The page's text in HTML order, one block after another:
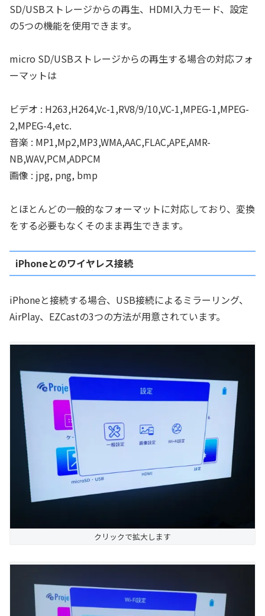
SD/USBストレージからの再生、HDMI入力モード、設定
の5つの機能を使用できます。
micro SD/USBストレージからの再生する場合の対応フォ
ーマットは
ビデオ : H263,H264,Vc-1,RV8/9/10,VC-1,MPEG-1,MPEG-
2,MPEG-4,etc.
音楽 : MP1,Mp2,MP3,WMA,AAC,FLAC,APE,AMR-
NB,WAV,PCM,ADPCM
画像 : jpg, png, bmp
とほとんどの一般的なフォーマットに対応しており、変換
をする必要もなくそのまま再生できます。
iPhoneとのワイヤレス接続
iPhoneと接続する場合、USB接続によるミラーリング、
AirPlay、EZCastの3つの方法が用意されています。
クリックで拡大します